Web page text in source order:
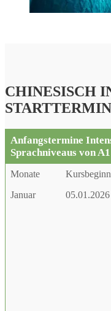
CHINESISCH
Anfangstermine
Sprachniveaus von
Monate Kursbeginn
Januar
05.01.2026